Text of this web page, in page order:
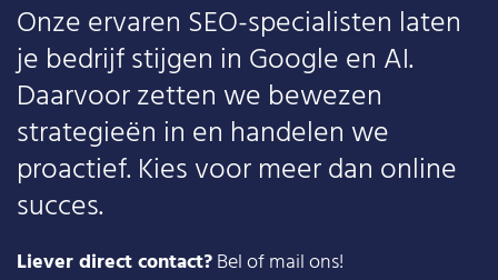
Onze ervaren SEO-specialisten laten
je bedrijf stijgen in Google en AI.
Daarvoor zetten we bewezen
strategieën in en handelen we
proactief. Kies voor meer dan online
succes.
Liever direct contact?Bel of mail ons!